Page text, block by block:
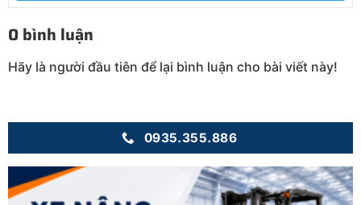
0 bình luận
Hãy là người đầu tiên để lại bình luận cho bài viết này!
0935.355.886